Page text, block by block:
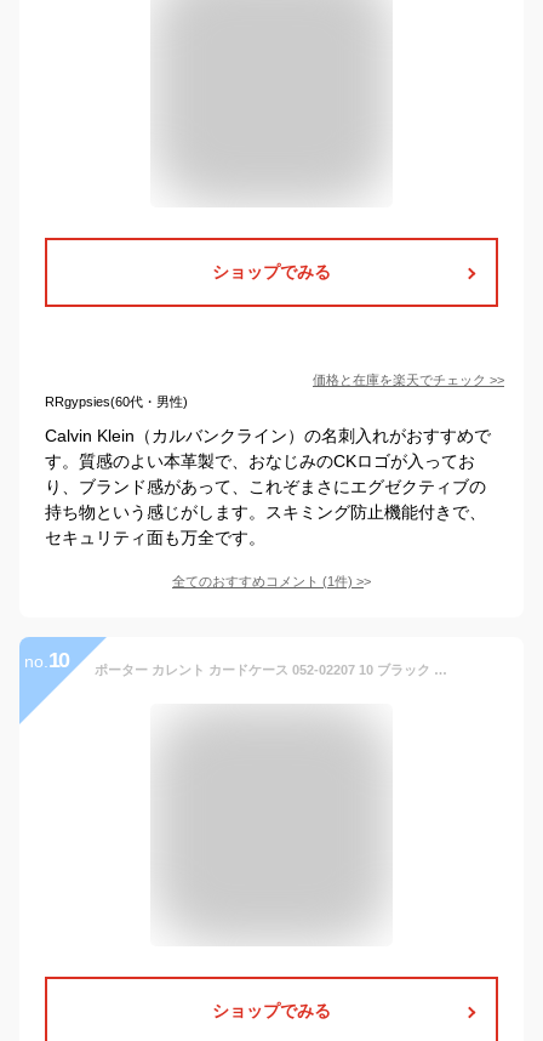
ショップでみる
価格と在庫を楽天でチェック >>
RRgypsies(60代・男性)
Calvin Klein（カルバンクライン）の名刺入れがおすすめで
す。質感のよい本革製で、おなじみのCKロゴが入ってお
り、ブランド感があって、これぞまさにエグゼクティブの
持ち物という感じがします。スキミング防止機能付きで、
セキュリティ面も万全です。
全てのおすすめコメント (1件) >
no. 10 ポーター カレント カードケース 052-02207 10 ブラック PORTER 吉田カバン 名刺入れ CURRENT レザー ギフト プレゼント 日本製 シンプル ブランド ビジネス
ショップでみる